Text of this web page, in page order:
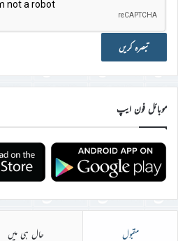
موبائل فون ایپ
مقبول حال ہی میں